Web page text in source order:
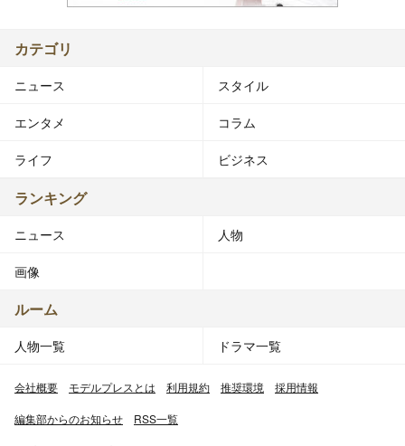
カテゴリ
ニュース スタイル
エンタメ コラム
ライフ ビジネス
ランキング
ニュース 人物
画像
ルーム
人物一覧 ドラマ一覧
会社概要 モデルプレスとは 利用規約 推奨環境 採用情報
編集部からのお知らせ RSS一覧